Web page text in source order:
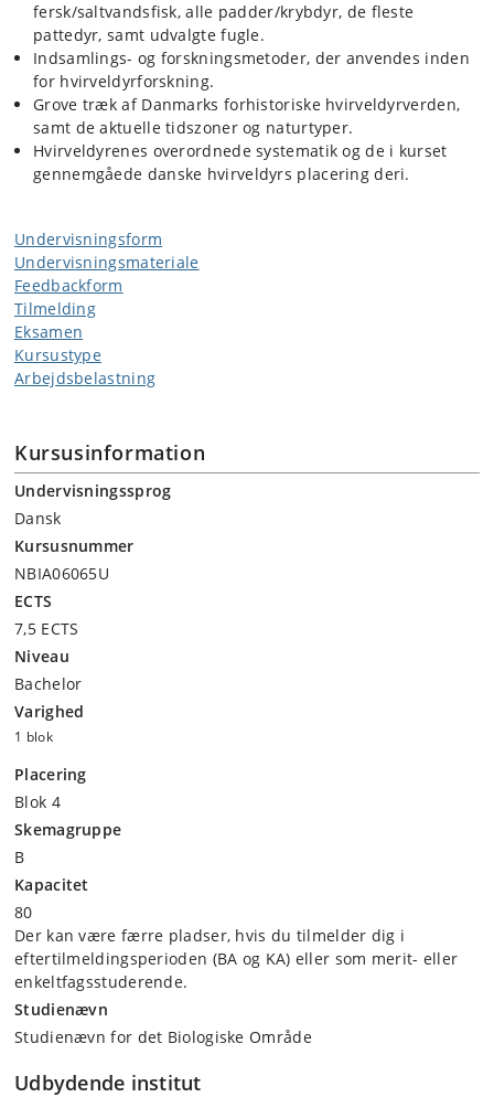
fersk/saltvandsfisk, alle padder/krybdyr, de fleste
pattedyr, samt udvalgte fugle.
Indsamlings- og forskningsmetoder, der anvendes inden
for hvirveldyrforskning.
Grove træk af Danmarks forhistoriske hvirveldyrverden,
samt de aktuelle tidszoner og naturtyper.
Hvirveldyrenes overordnede systematik og de i kurset
gennemgåede danske hvirveldyrs placering deri.
Undervisningsform
Undervisningsmateriale
Feedbackform
Tilmelding
Eksamen
Kursustype
Arbejdsbelastning
Kursusinformation
Undervisningssprog
Dansk
Kursusnummer
NBIA06065U
ECTS
7,5 ECTS
Niveau
Bachelor
Varighed
1 blok
Placering
Blok 4
Skemagruppe
B
Kapacitet
80
Der kan være færre pladser, hvis du tilmelder dig i
eftertilmeldingsperioden (BA og KA) eller som merit- eller
enkeltfagsstuderende.
Studienævn
Studienævn for det Biologiske Område
Udbydende institut